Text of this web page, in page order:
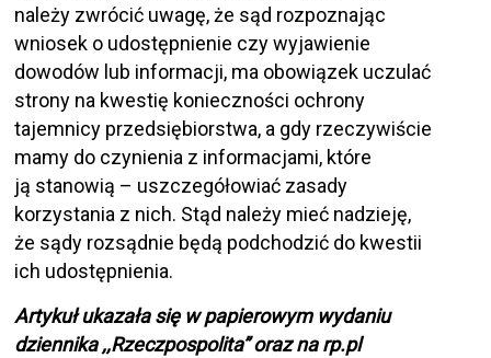
należy zwrócić uwagę, że sąd rozpoznając
wniosek o udostępnienie czy wyjawienie
dowodów lub informacji, ma obowiązek uczulać
strony na kwestię konieczności ochrony
tajemnicy przedsiębiorstwa, a gdy rzeczywiście
mamy do czynienia z informacjami, które
ją stanowią – uszczegółowiać zasady
korzystania z nich. Stąd należy mieć nadzieję,
że sądy rozsądnie będą podchodzić do kwestii
ich udostępnienia.
Artykuł ukazała się w papierowym wydaniu
dziennika ,,Rzeczpospolita” oraz na rp.pl